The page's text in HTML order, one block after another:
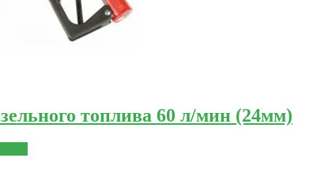
топлива 60 л/мин (24мм)